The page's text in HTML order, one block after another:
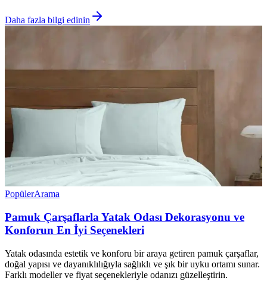
Daha fazla bilgi edinin
PopülerArama
Pamuk Çarşaflarla Yatak Odası Dekorasyonu ve
Konforun En İyi Seçenekleri
Yatak odasında estetik ve konforu bir araya getiren pamuk çarşaflar,
doğal yapısı ve dayanıklılığıyla sağlıklı ve şık bir uyku ortamı sunar.
Farklı modeller ve fiyat seçenekleriyle odanızı güzelleştirin.